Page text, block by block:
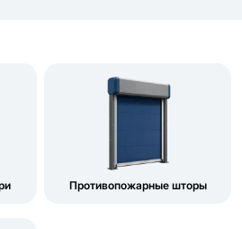
Противопожарные шторы